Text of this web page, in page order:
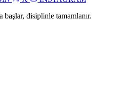
başlar, disiplinle tamamlanır.